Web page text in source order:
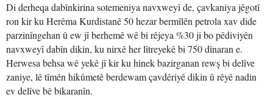
Di derheqa dabînkirina sotemeniya navxweyî de, çavkaniya jêgotî
ron kir ku Herêma Kurdistanê 50 hezar bermîlên petrola xav dide
parzinîngehan û ew jî berhemê wê bi rêjeya %30 ji bo pêdiviyên
navxweyî dabîn dikin, ku nirxê her lîtreyekê bi 750 dînaran e.
Herwesa behsa wê yekê jî kir ku hinek bazirganan rewş bi delîve
zaniye, lê tîmên hikûmetê berdewam çavdêriyê dikin û rêyê nadin
ev delîve bê bikaranîn.